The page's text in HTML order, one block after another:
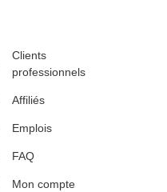
Clients
professionnels
Affiliés
Emplois
FAQ
Mon compte